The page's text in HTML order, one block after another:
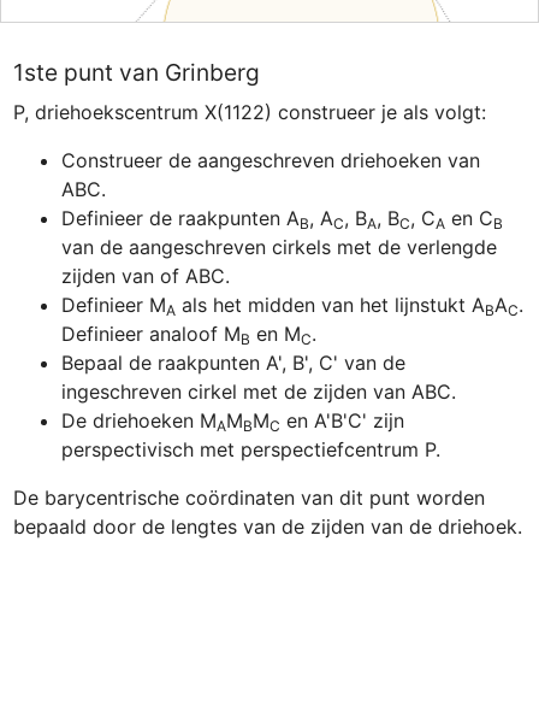
1ste punt van Grinberg
P, driehoekscentrum X(1122) construeer je als volgt:
Construeer de aangeschreven driehoeken van
ABC.
Definieer de raakpunten AB, AC, BA, BC, CA en CB
van de aangeschreven cirkels met de verlengde
zijden van of ABC.
Definieer MA als het midden van het lijnstukt ABAC.
Definieer analoof MB en MC
Bepaal de raakpunten A', B', C' van de
De driehoeken MAMBMC en A'B'C' zijn
perspectivisch met perspectiefcentrum P.
De barycentrische coördinaten van dit punt worden
bepaald door de lengtes van de zijden van de driehoek.